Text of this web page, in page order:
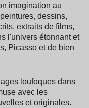
imagination au
dessins,
extraits de films,
l'univers étonnant et
Picasso et de bien
loufoques dans
avec les
et originales.